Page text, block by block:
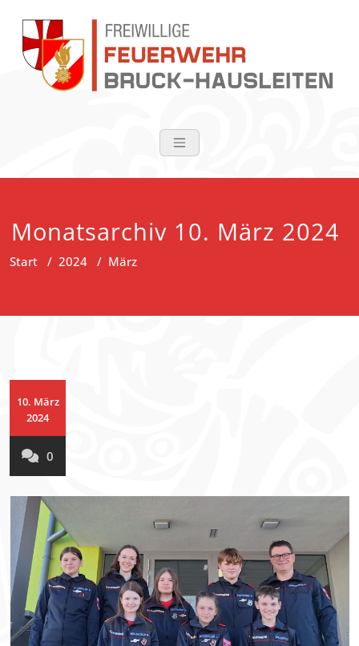
springen
FF Bruck-
Monatsarchiv 10. März 2024
Start / 2024 / März
10. März
2024
0